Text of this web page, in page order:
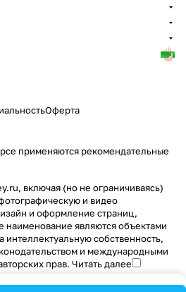
Оферта
применяются рекомендательные
включая (но не ограничиваясь)
и видео
и оформление страниц,
являются объектами
интеллектуальную собственность,
и международными
прав. Читать далее